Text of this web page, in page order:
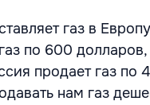
газ в
по 600
продает газ
нам газ